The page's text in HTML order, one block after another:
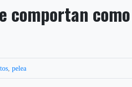
comportan como
,pelea